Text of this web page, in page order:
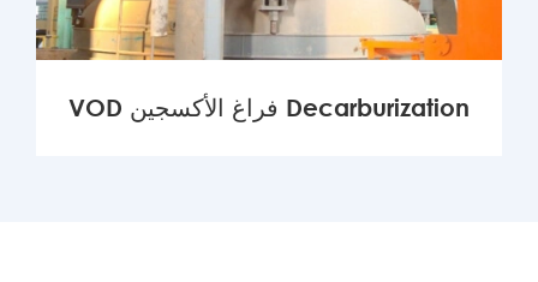
VOD فراغ الأكسجين Decarburization